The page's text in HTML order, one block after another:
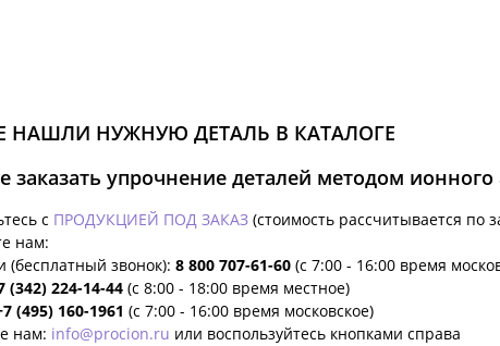
НАШЛИ НУЖНУЮ ДЕТАЛЬ В КАТАЛОГЕ
заказать упрочнение деталей методом ионного
с ПРОДУКЦИЕЙ ПОД ЗАКАЗ (стоимость рассчитывается по
нам:
(бесплатный звонок): 8 800 707-61-60 (с 7:00 - 16:00 время
(342) 224-14-44 (с 8:00 - 18:00 время местное)
(495) 160-1961 (с 7:00 - 16:00 время московское)
нам: info@procion.ru или воспользуйтесь кнопками справа